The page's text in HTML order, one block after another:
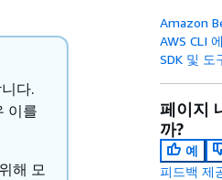
다.
이를
해 모
Amazon
AWS CLI
SDK 및 도
페이지
까?
예
피드백 제